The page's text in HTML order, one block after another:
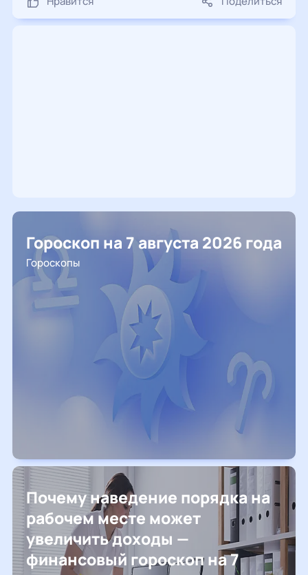
Гороскоп на 7 августа 2026 года
Гороскопы
Почему наведение порядка на
рабочем месте может
увеличить доходы —
финансовый гороскоп на 7